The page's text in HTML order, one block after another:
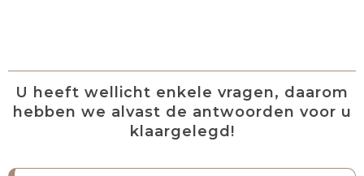
U heeft wellicht enkele vragen, daarom
hebben we alvast de antwoorden voor u
klaargelegd!